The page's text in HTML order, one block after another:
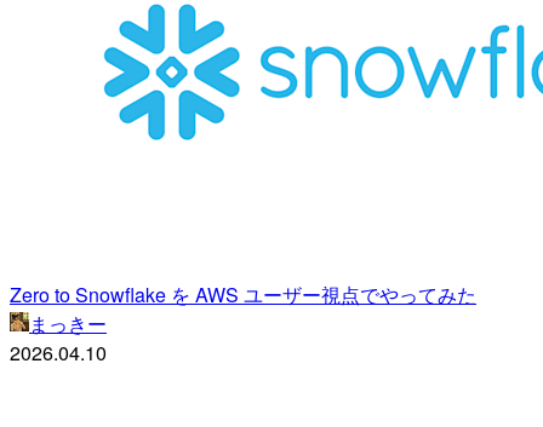
Zero to Snowflake を AWS ユーザー視点でやってみた
まっきー
2026.04.10